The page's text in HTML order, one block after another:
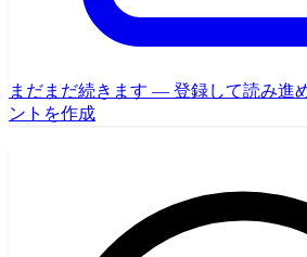
まだまだ続きます — 登録して読み進
ントを作成